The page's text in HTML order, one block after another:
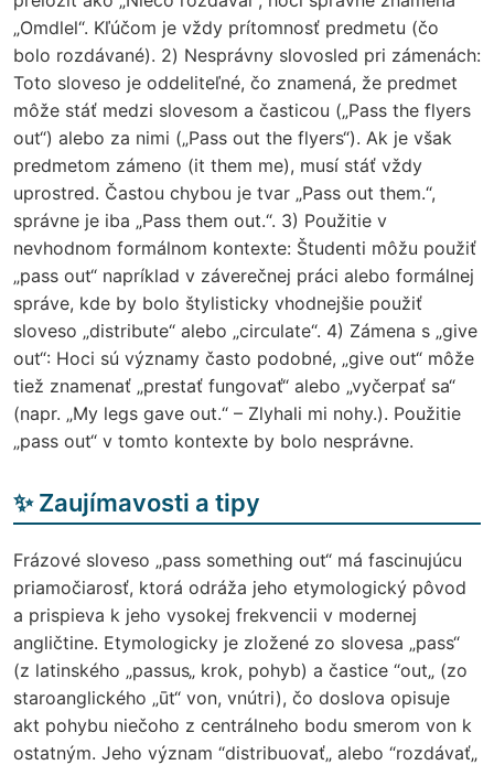
„Omdlel“. Kľúčom je vždy prítomnosť predmetu (čo
bolo rozdávané). 2) Nesprávny slovosled pri zámenách:
Toto sloveso je oddeliteľné, čo znamená, že predmet
môže stáť medzi slovesom a časticou („Pass the flyers
out“) alebo za nimi („Pass out the flyers“). Ak je však
predmetom zámeno (it them me), musí stáť vždy
uprostred. Častou chybou je tvar „Pass out them.“,
správne je iba „Pass them out.“. 3) Použitie v
nevhodnom formálnom kontexte: Študenti môžu použiť
„pass out“ napríklad v záverečnej práci alebo formálnej
správe, kde by bolo štylisticky vhodnejšie použiť
sloveso „distribute“ alebo „circulate“. 4) Zámena s „give
out“: Hoci sú významy často podobné, „give out“ môže
tiež znamenať „prestať fungovať“ alebo „vyčerpať sa“
(napr. „My legs gave out.“ – Zlyhali mi nohy.). Použitie
„pass out“ v tomto kontexte by bolo nesprávne.
✨ Zaujímavosti a tipy
Frázové sloveso „pass something out“ má fascinujúcu
priamočiarosť, ktorá odráža jeho etymologický pôvod
a prispieva k jeho vysokej frekvencii v modernej
angličtine. Etymologicky je zložené zo slovesa „pass“
(z latinského „passus„ krok, pohyb) a častice “out„ (zo
staroanglického „ūt“ von, vnútri), čo doslova opisuje
akt pohybu niečoho z centrálneho bodu smerom von k
ostatným. Jeho význam “distribuovať„ alebo “rozdávať„